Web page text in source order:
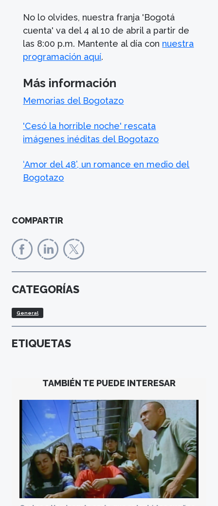
No lo olvides, nuestra franja 'Bogotá
cuenta' va del 4 al 10 de abril a partir de
las 8:00 p.m. Mantente al día con nuestra
programación aquí.
Más información
Memorias del Bogotazo
'Cesó la horrible noche' rescata
imágenes inéditas del Bogotazo
‘Amor del 48’, un romance en medio del
Bogotazo
COMPARTIR
CATEGORÍAS
General
ETIQUETAS
TAMBIÉN TE PUEDE INTERESAR